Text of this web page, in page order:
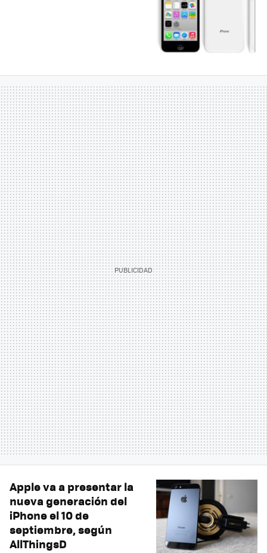
Apple va a presentar la
nueva generación del
iPhone el 10 de
septiembre, según
AllThingsD